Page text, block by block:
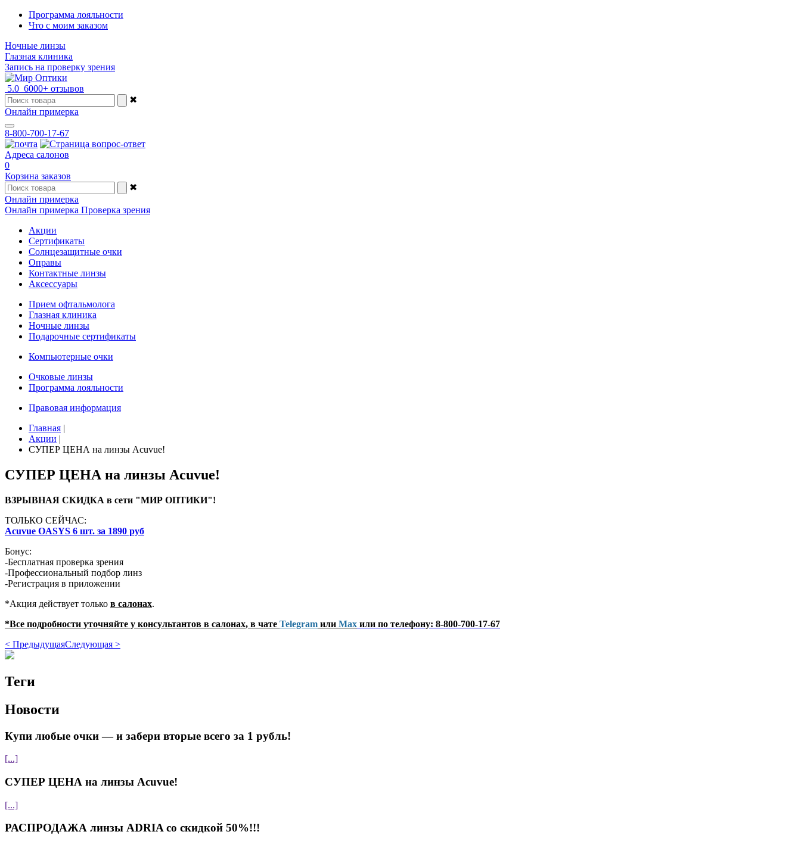
Программа лояльности
Что с моим заказом
Ночные линзы
Глазная клиника
Запись на проверку зрения
5.0 6000+ отзывов
✖
Онлайн примерка
8-800-700-17-67
Адреса салонов
0
Корзина заказов
✖
Онлайн примерка
Онлайн примерка Проверка зрения
Акции
Сертификаты
Солнцезащитные очки
Оправы
Контактные линзы
Аксессуары
Прием офтальмолога
Глазная клиника
Ночные линзы
Подарочные сертификаты
Компьютерные очки
Очковые линзы
Программа лояльности
Правовая информация
Главная |
Акции |
СУПЕР ЦЕНА на линзы Acuvue!
СУПЕР ЦЕНА на линзы Acuvue!
ВЗРЫВНАЯ СКИДКА в сети "МИР ОПТИКИ"!
ТОЛЬКО СЕЙЧАС:
Acuvue OASYS 6 шт. за 1890 руб
Бонус:
-Бесплатная проверка зрения
-Профессиональный подбор линз
-Регистрация в приложении
*Акция действует только в салонах.
*Все подробности уточняйте у консультантов в салонах, в чате Telegram или Мах или по телефону: 8-800-700-17-67
< ПредыдущаяСледующая >
Теги
Новости
Купи любые очки — и забери вторые всего за 1 рубль!
[...]
СУПЕР ЦЕНА на линзы Acuvue!
[...]
РАСПРОДАЖА линзы ADRIA со скидкой 50%!!!